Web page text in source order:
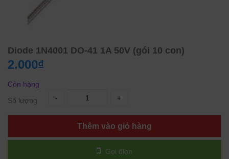
Diode 1N4001 DO-41 1A 50V (gói 10 con)
2.000₫
Còn hàng
Số lượng
- +
Thêm vào giỏ hàng
Gọi điện